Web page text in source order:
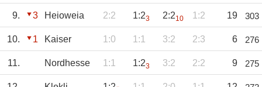
9. 3 Heioweia 2:2 1:23 2:210 1:2 19 303
10. 1 Kaiser 1:0 1:1 3:2 2:3 6 276
11. Nordhesse 1:1 1:23 3:2 2:2 9 275